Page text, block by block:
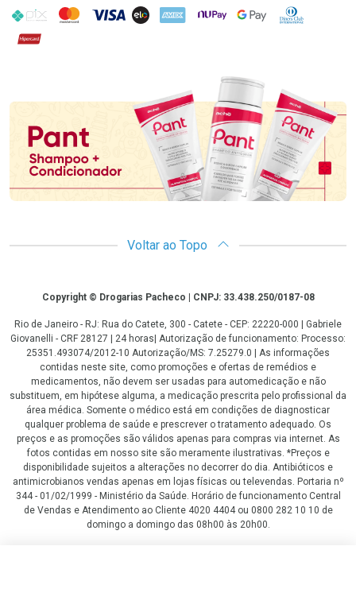
PIX MasterCard
VISA ELO AMEX NuPay Google PayDiners Club
Hipercard
Promoção em Destaque
Voltar ao Topo
CopyrightCopyright © Drogarias Pacheco | CNPJ: 33.438.250/0187-08
Rio de Janeiro - RJ: Rua do Catete, 300 - Catete - CEP: 22220-000 | Gabriele
Giovanelli - CRF 28127 | 24 horas| Autorização de funcionamento: Processo:
25351.493074/2012-10 Autorização/MS: 7.25279.0 | As informações
contidas neste site, como promoções e ofertas de remédios e
medicamentos, não devem ser usadas para automedicação e não
substituem, em hipótese alguma, a medicação prescrita pelo profissional da
área médica. Somente o médico está em condições de diagnosticar
qualquer problema de saúde e prescrever o tratamento adequado. Os
preços e as promoções são válidos apenas para compras via internet. As
fotos contidas em nosso site são meramente ilustrativas. *Preços e
disponibilidade sujeitos a alterações no decorrer do dia. Antibióticos e
antimicrobianos vendas apenas em lojas físicas ou televendas. Portaria nº
344 - 01/02/1999 - Ministério da Saúde. Horário de funcionamento Central
de Vendas e Atendimento ao Cliente 4020 4404 ou 0800 282 10 10 de
domingo a domingo das 08h00 às 20h00.